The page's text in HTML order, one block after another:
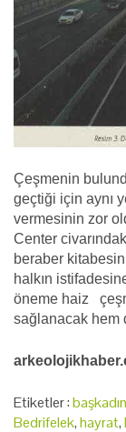
Çeşmenin
geçtiği için aynı
vermesinin zor
Center
beraber
halkın
öneme haiz
sağlanacak hem
Etiketler :
Bedrifelek,hayrat,